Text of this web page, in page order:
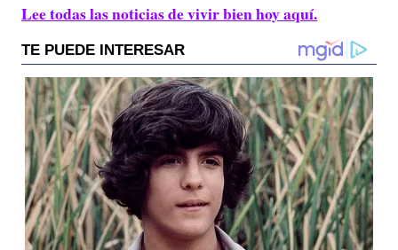
Lee todas las noticias de vivir bien hoy aquí.